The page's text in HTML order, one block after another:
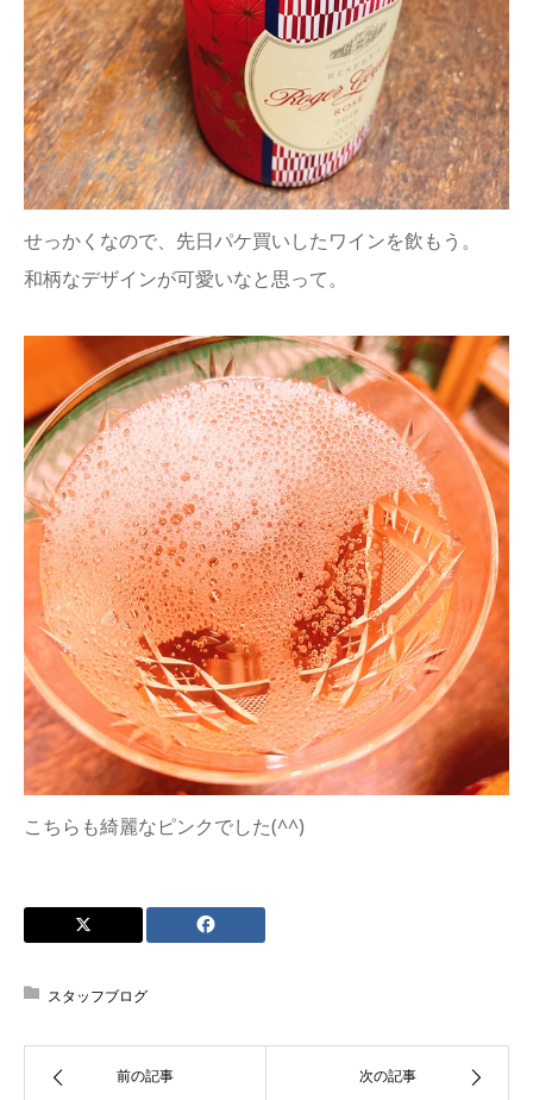
せっかくなので、先日パケ買いしたワインを飲もう。
和柄なデザインが可愛いなと思って。
こちらも綺麗なピンクでした(^^)
スタッフブログ
前の記事 次の記事